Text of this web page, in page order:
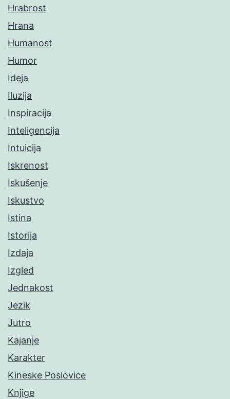
Hrabrost
Hrana
Humanost
Humor
Ideja
Iluzija
Inspiracija
Inteligencija
Intuicija
Iskrenost
Iskušenje
Iskustvo
Istina
Istorija
Izdaja
Izgled
Jednakost
Jezik
Jutro
Kajanje
Karakter
Kineske Poslovice
Knjige